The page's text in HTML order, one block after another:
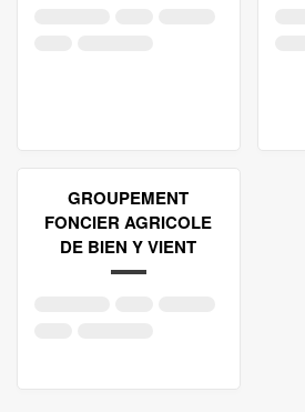
GROUPEMENT
FONCIER AGRICOLE
DE BIEN Y VIENT